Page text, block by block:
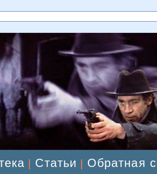
Статьи Обратная